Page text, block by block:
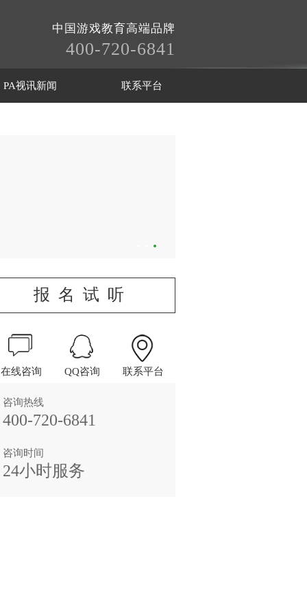
中国游戏教育高端品牌
400-720-6841
PA视讯新闻 联系平台
报名试听
在线咨询 QQ咨询 联系平台
咨询热线
400-720-6841
咨询时间
24小时服务